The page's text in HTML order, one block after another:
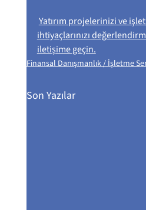
Yatırım projelerinizi ve
ihtiyaçlarınızı
iletişime geçin.
Finansal Danışmanlık / İşletme
Son Yazılar